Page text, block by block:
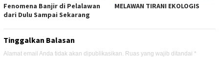
Fenomena Banjir di Pelalawan
dari Dulu Sampai Sekarang
MELAWAN TIRANI EKOLOGIS
Tinggalkan Balasan
Alamat email Anda tidak akan dipublikasikan. Ruas yang wajib ditandai *